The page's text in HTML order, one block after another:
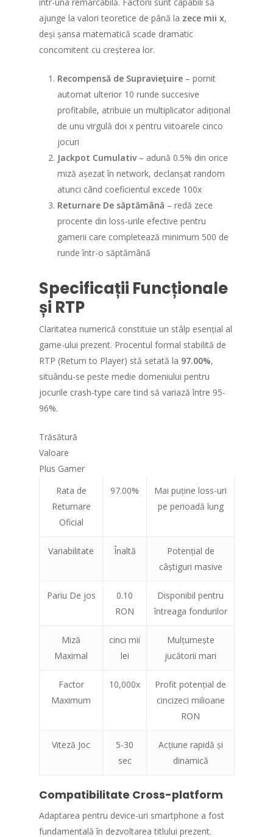
ajunge la valori teoretice de până la zece mii x,
deși șansa matematică scade dramatic
concomitent cu creșterea lor.
Recompensă de Supraviețuire – pornit
automat ulterior 10 runde succesive
profitabile, atribuie un multiplicator adițional
de unu virgulă doi x pentru viitoarele cinco
jocuri
Jackpot Cumulativ– adună 0.5% din orice
miză așezat în network, declanșat random
atunci când coeficientul excede 100x
Returnare De săptămână – redă zece
procente din loss-urile efective pentru
gamerii care completează minimum 500 de
runde într-o săptămână
Specificații Funcționale
și RTP
Claritatea numerică constituie un stâlp esențial al
game-ului prezent. Procentul formal stabilită de
RTP (Return to Player) stă setată la 97.00%,
situându-se peste medie domeniului pentru
jocurile crash-type care tind să variază între 95-
96%.
Trăsătură
Valoare
Plus Gamer
Rata de
Returnare
Oficial
97.00%
Mai puține loss-uri
pe perioadă lung
Variabilitate Înaltă
Potențial de
câștiguri masive
Pariu De jos
0.10
RON
Disponibil pentru
întreaga fondurilor
Miză
Maximal
cinci mii
lei
Mulțumește
jucătorii mari
Factor
Maximum
10,000x
Profit potențial de
cincizeci milioane
RON
Viteză Joc
5-30
sec
Acțiune rapidă și
dinamică
Compatibilitate Cross-platform
Adaptarea pentru device-uri smartphone a fost
fundamentală în dezvoltarea titlului prezent.